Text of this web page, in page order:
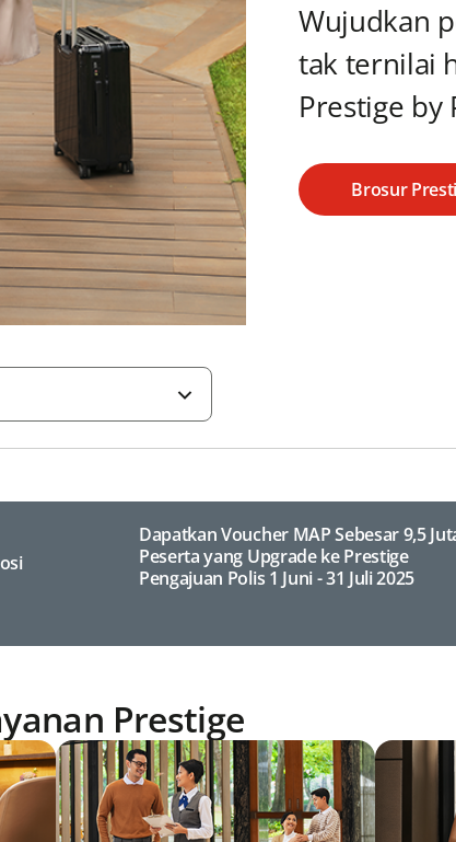
Wujudkan
tak ternilai
Prestige by
Brosur
Dapatkan Voucher MAP Sebesar 9,5
Peserta yang Upgrade ke Prestige
Pengajuan Polis 1 Juni - 31 Juli 2025
Prestige